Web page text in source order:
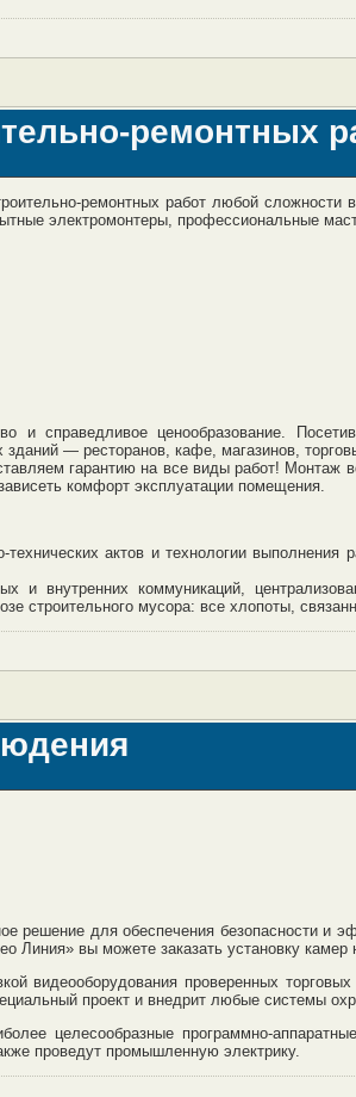
ремонтных
ремонтных работ любой
электромонтеры, профессиональные
и справедливое ценообразование.
— ресторанов, кафе, магазинов,
гарантию на все виды работ! Монтаж
комфорт эксплуатации помещения.
актов и технологии
и внутренних коммуникаций,
строительного мусора: все хлопоты,
решение для обеспечения безопасности и
Линия» вы можете заказать установку
видеооборудования проверенных
проект и внедрит любые системы
целесообразные программно-
проведут промышленную электрику.